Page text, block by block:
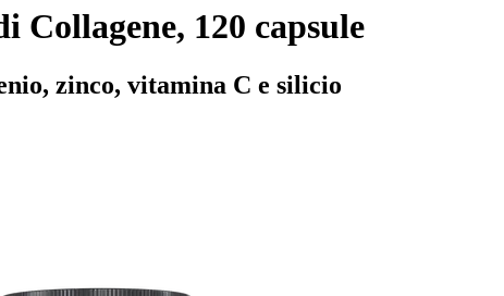
Collagene, 120 capsule
zinco, vitamina C e silicio